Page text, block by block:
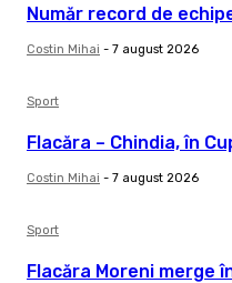
Număr record de
Costin Mihai - 7 august 2026
Sport
Flacăra – Chindia, în
Costin Mihai - 7 august 2026
Sport
Flacăra Moreni merge